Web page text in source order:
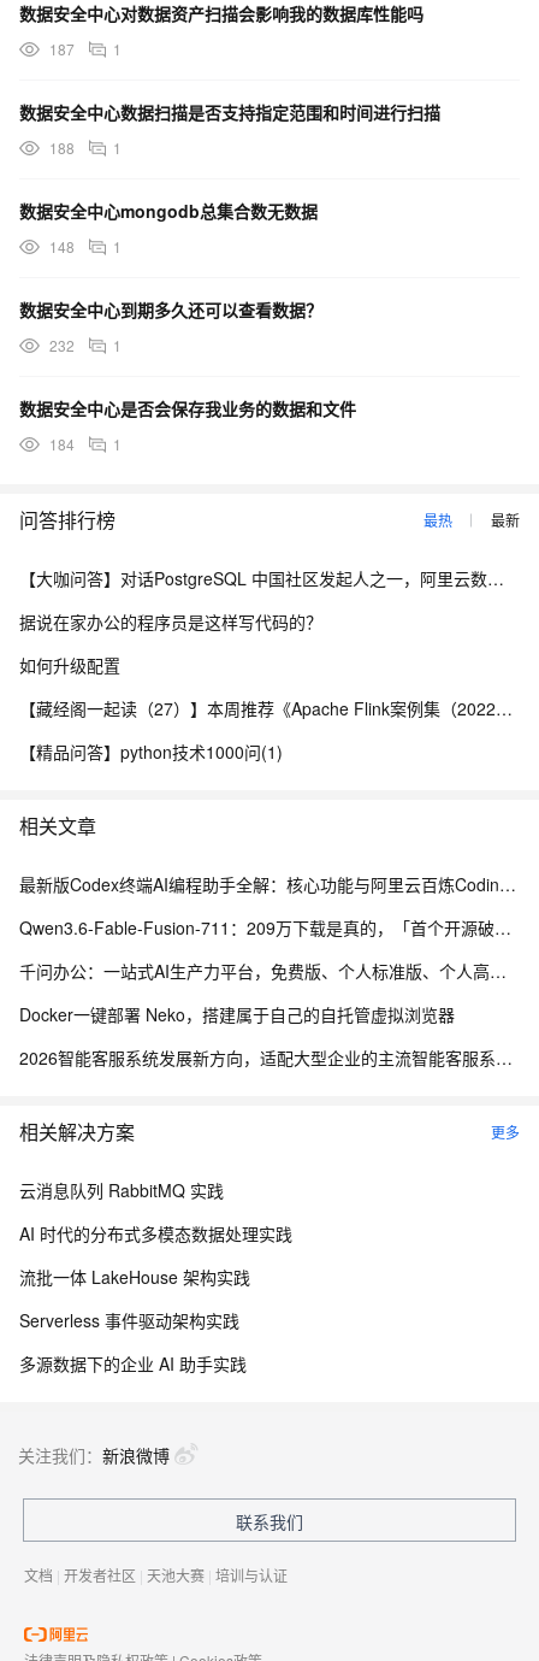
数据安全中心对数据资产扫描会影响我的数据库性能吗
187 1
数据安全中心数据扫描是否支持指定范围和时间进行扫描
188 1
数据安全中心mongodb总集合数无数据
148 1
数据安全中心到期多久还可以查看数据？
232 1
数据安全中心是否会保存我业务的数据和文件
184 1
问答排行榜 最热 最新
【大咖问答】对话PostgreSQL 中国社区发起人之一，阿里云数据库高级专家 德哥
据说在家办公的程序员是这样写代码的？
如何升级配置
【藏经阁一起读（27）】本周推荐《Apache Flink案例集（2022版）》，你有哪些心得？
【精品问答】python技术1000问(1)
相关文章
最新版Codex终端AI编程助手全解：核心功能与阿里云百炼Coding Plan、Token Plan接入教程
Qwen3.6-Fable-Fusion-711：209万下载是真的，「首个开源破700」得另说
千问办公：一站式AI生产力平台，免费版、个人标准版、个人高级版配置价格，新用户注册送2000积分
Docker一键部署 Neko，搭建属于自己的自托管虚拟浏览器
2026智能客服系统发展新方向，适配大型企业的主流智能客服系统评测
相关解决方案 更多
云消息队列 RabbitMQ 实践
AI 时代的分布式多模态数据处理实践
流批一体 LakeHouse 架构实践
Serverless 事件驱动架构实践
多源数据下的企业 AI 助手实践
关注我们： 新浪微博
联系我们
文档 | 开发者社区 | 天池大赛 | 培训与认证